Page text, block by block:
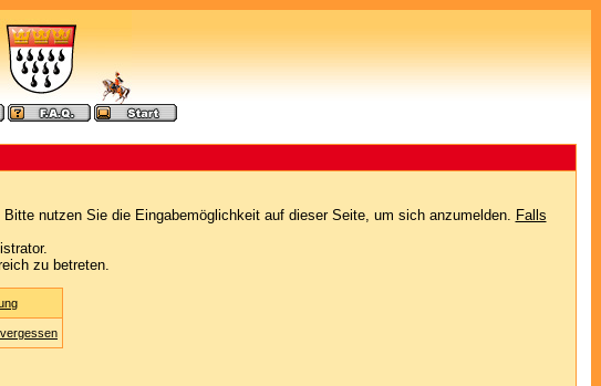
nutzen Sie die Eingabemöglichkeit auf dieser Seite, um sich anzumelden. Falls
zu betreten.